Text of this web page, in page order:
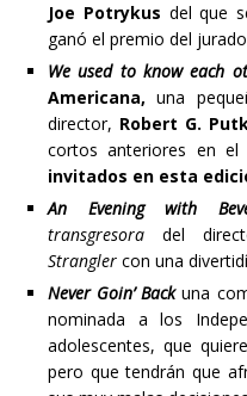
Joe Potrykus del que
ganó el premio del
We used to know each
Americana,una
director, Robert G.
cortos anteriores en el
invitados en esta
An Evening with
transgresora del
Strangler con una
Never Goin’ Backuna
nominada a los
adolescentes, que
pero que tendrán que